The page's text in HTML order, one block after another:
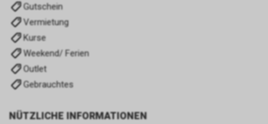
Gutschein
Vermietung
Kurse
Weekend/ Ferien
Outlet
Gebrauchtes
NÜTZLICHE INFORMATIONEN